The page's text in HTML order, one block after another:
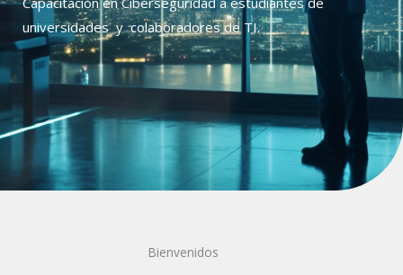
universidades y colaboradores de TI.
Bienvenidos